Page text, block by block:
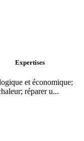
Expertises
et économique;
réparer u...